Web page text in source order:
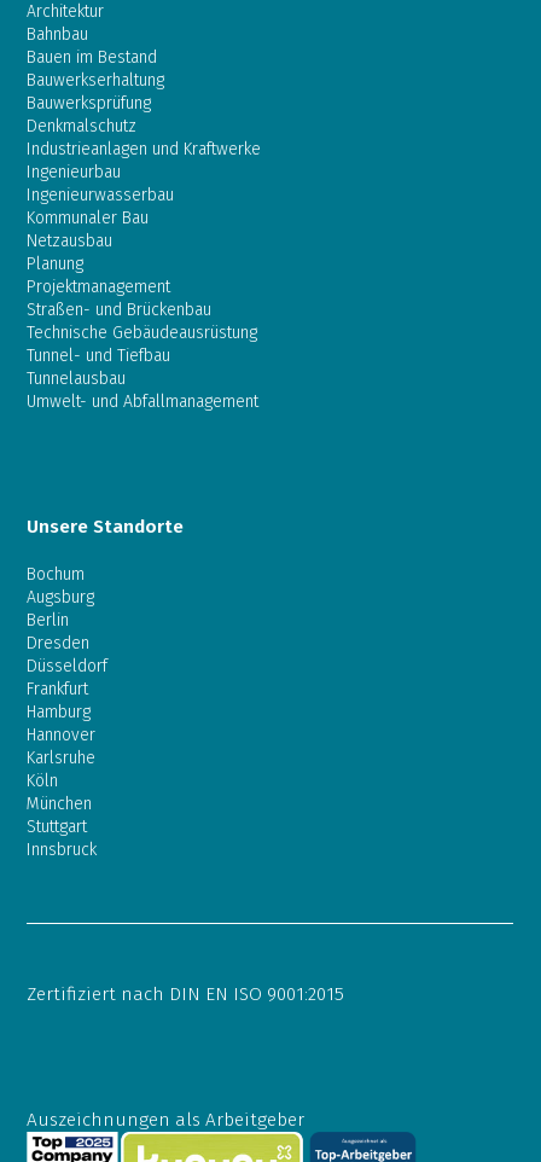
Architektur
Bahnbau
Bauen im Bestand
Bauwerkserhaltung
Bauwerksprüfung
Denkmalschutz
Industrieanlagen und Kraftwerke
Ingenieurbau
Ingenieurwasserbau
Kommunaler Bau
Netzausbau
Planung
Projektmanagement
Straßen- und Brückenbau
Technische Gebäudeausrüstung
Tunnel- und Tiefbau
Tunnelausbau
Umwelt- und Abfallmanagement
Unsere Standorte
Bochum
Augsburg
Berlin
Dresden
Düsseldorf
Frankfurt
Hamburg
Hannover
Karlsruhe
Köln
München
Stuttgart
Innsbruck
Zertifiziert nach DIN EN ISO 9001:2015
Auszeichnungen als Arbeitgeber